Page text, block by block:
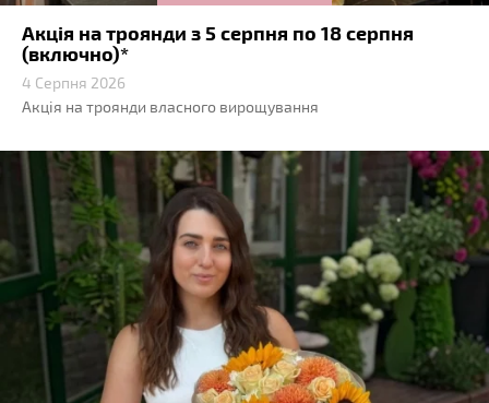
Акція на троянди з 5 серпня по 18 серпня
(включно)*
4 Серпня 2026
Акція на троянди власного вирощування